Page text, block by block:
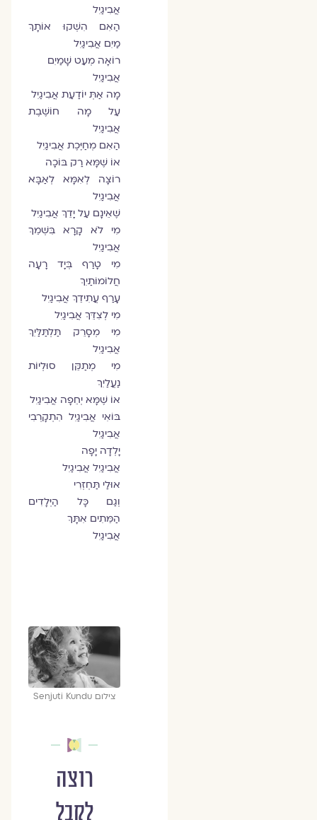
אֲבִיגַיִל
הַאִם הִשְׁקוּ אוֹתָךְ
מַיִם אֲבִיגַיִל
רוֹאָה מְעַט שָׁמַיִם
אֲבִיגַיִל
מָה אַתְּ יוֹדַעַת אֲבִיגַיִל
עַל מָה חוֹשֶׁבֶת
אֲבִיגַיִל
הַאִם מְחַיֶּכֶת אֲבִיגַיִל
אוֹ שֶׁמָּא רַק בּוֹכָה
רוֹצָה לְאִמָּא לְאַבָּא
אֲבִיגַיִל
שֶׁאֵינָם עַל יָדֵךְ אֲבִיגַיִל
מִי לֹא קָרָא בִּשְׁמֵךְ
אֲבִיגַיִל
מִי טָרַף בְּיָד רָעָה
חֲלוֹמוֹתַיִךְ
עָרַף עֲתִידֵךְ אֲבִיגַיִל
מִי לְצִדֵּךְ אֲבִיגַיִל
מִי מְסָרֵק תַּלְתַּלַּיִךְ
אֲבִיגַיִל
מִי מְתַקֵּן סוּלְיוֹת
נַעֲלַיִךְ
אוֹ שֶׁמָּא יְחֵפָה אֲבִיגַיִל
בּוֹאִי אֲבִיגַיִל הִתְקָרְבִי
אֲבִיגַיִל
יָלְדָה יָפָה
אֲבִיגַיִל אֲבִיגַיִל
אוּלַי תַּחְזְרִי
וְגַם כָּל הַיְּלָדִים
הַמֵּתִים אִתָּךְ
אֲבִיגַיִל
צילום Senjuti Kundu
רוצה
לקבל